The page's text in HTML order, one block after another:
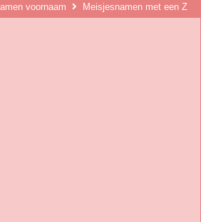
voornaam Meisjesnamen met een Z